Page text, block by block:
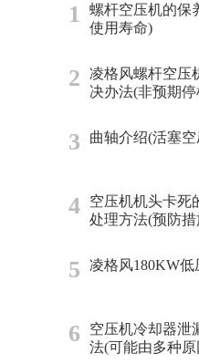
1
螺杆空压机的保
使用寿命)
2
凌格风螺杆空压
决办法(非预期停
3 曲轴介绍(活塞
4
空压机机头卡死
处理方法(预防措
5 凌格风180KW低
6
空压机冷却器泄
法(可能由多种